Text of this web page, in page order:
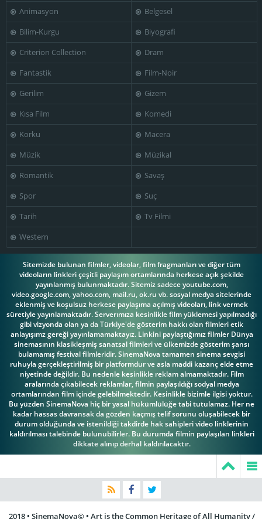
Levantal
Frankie Pain
Gilles Masson
Dreyfus
Barbier
Jean-Paul Rouve
Jean-Philippe
Bèche
Jean-Pierre
Becker
Jean-Pierre
Darroussin
Jérôme Kircher Jodie Foster
Julie Depardieu
Audubert
Marc Faure
Animasyon
Belgesel
Bilim-Kurgu
Biyografi
Criterion Collection
Dram
Fantastik
Film-Noir
Gerilim
Gizem
Kısa Film
Komedi
Korku
Macera
Müzik
Müzikal
Romantik
Savaş
Spor
Suç
Tarih
Tv Filmi
Western
Sitemizde bulunan filmler, videolar, film fragmanları ve diğer tüm
videoların linkleri çeşitli paylaşım ortamlarında herkese açık şekilde
yayınlanmış bulunmaktadır. Sitemiz sadece youtube.com,
video.google.com, yahoo.com, mail.ru, ok.ru vb. sosyal medya sitelerinde
eklenmiş ve koşulsuz herkese paylaşıma açılmış videoları, link vermek
süretiyle yayınlamaktadır. Serverımıza kesinlikle film yüklemesi yapılmadığı
gibi vizyonda olan ya da Türkiye'de gösterim hakkı olan filmleri etik
anlayışımz gereği yayınlamamaktayız. Linkini paylaştığımız filmler Dünya
sinemasının klasikleşmiş sanatsal filmleri ve ülkemizde gösterim şansı
bulamamış festival filmleridir. SinemaNova tamamen sinema sevgisi
ruhuyla gerçekleştirilmiş bir platformdur ve asla maddi kazanç elde etme
niyetinde değildir. Bu nedenle kesinlikle reklam almamaktadır. Film
aralarında çıkabilecek reklamlar, filmin paylaşıldığı sodyal medya
ortamlarından film içinde gelebilmektedir. Kesinlikle bizimle ilgisi yoktur.
Bu yüzden SinemaNova hiç bir yasal hükümlülüğe tabi tutulamaz. Her ne
kadar hassas davransak da gözden kaçmış telif sorunu oluşabilecek bir
durum olduğunda ve istenildiği takdirde hak sahipleri video linklerinin
kaldırılması talebinde bulunubilirler. Bu durumda filmin paylaşılan linkleri
dikkate alınıp derhal kaldırılacaktır.
2018 • SinemaNova© • Art is the Common Heritage of All Humanity /